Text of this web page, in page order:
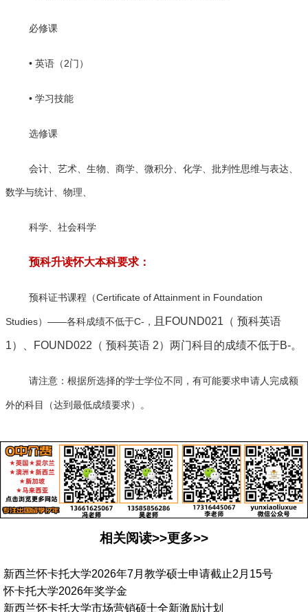
必修课
• 英语（2门）
• 学习技能
选修课
会计、艺术、生物、商学、微积分、化学、批判性思维与表达、
数学与统计、物理、
科学、社会科学
预科升读怀大本科要求：
预科证书课程（Certificate of Attainment in Foundation
Studies） ——各科成绩不低于C- ， 且 FOUND021 （ 预科英语
1）、 FOUND022 （ 预科英语 2）两门科目的成绩不低于B-。
请注意：根据所选择的学士学位不同，有可能要求申请人完成额
外的科目（达到最低成绩要求）。
相关阅读>>更多>>
新西兰怀卡托大学2026年7月教学硕士申请截止2月15号
怀卡托大学2026年奖学金
新西兰怀卡托大学市场营销硕士全新激励计划